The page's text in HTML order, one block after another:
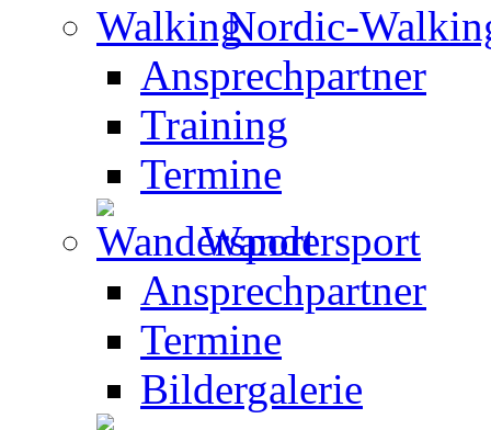
Nordic-
Ansprechpartner
Training
Termine
Wandersport
Ansprechpartner
Termine
Bildergalerie